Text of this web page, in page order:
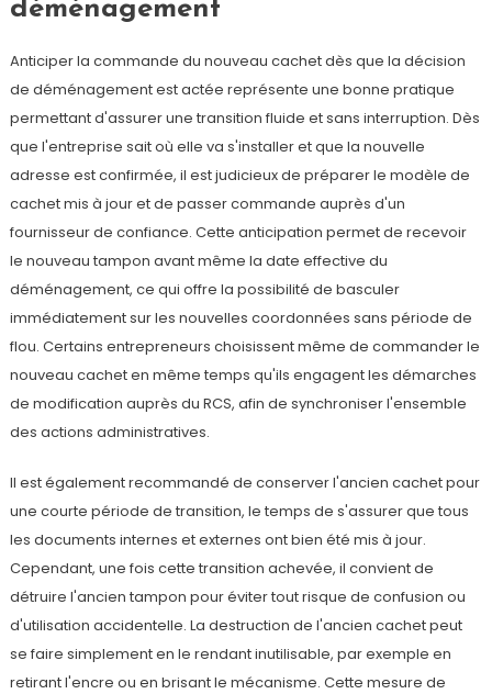
déménagement
Anticiper la commande du nouveau cachet dès que la décision
de déménagement est actée représente une bonne pratique
permettant d'assurer une transition fluide et sans interruption. Dès
que l'entreprise sait où elle va s'installer et que la nouvelle
adresse est confirmée, il est judicieux de préparer le modèle de
cachet mis à jour et de passer commande auprès d'un
fournisseur de confiance. Cette anticipation permet de recevoir
le nouveau tampon avant même la date effective du
déménagement, ce qui offre la possibilité de basculer
immédiatement sur les nouvelles coordonnées sans période de
flou. Certains entrepreneurs choisissent même de commander le
nouveau cachet en même temps qu'ils engagent les démarches
de modification auprès du RCS, afin de synchroniser l'ensemble
des actions administratives.
Il est également recommandé de conserver l'ancien cachet pour
une courte période de transition, le temps de s'assurer que tous
les documents internes et externes ont bien été mis à jour.
Cependant, une fois cette transition achevée, il convient de
détruire l'ancien tampon pour éviter tout risque de confusion ou
d'utilisation accidentelle. La destruction de l'ancien cachet peut
se faire simplement en le rendant inutilisable, par exemple en
retirant l'encre ou en brisant le mécanisme. Cette mesure de